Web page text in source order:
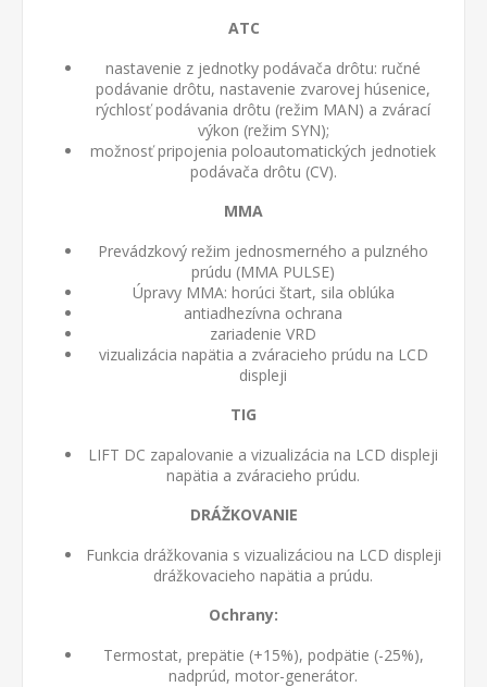
ATC
nastavenie z jednotky podávača drôtu: ručné
podávanie drôtu, nastavenie zvarovej húsenice,
rýchlosť podávania drôtu (režim MAN) a zvárací
výkon (režim SYN);
možnosť pripojenia poloautomatických jednotiek
podávača drôtu (CV).
MMA
Prevádzkový režim jednosmerného a pulzného
prúdu (MMA PULSE)
Úpravy MMA: horúci štart, sila oblúka
antiadhezívna ochrana
zariadenie VRD
vizualizácia napätia a zváracieho prúdu na LCD
displeji
TIG
LIFT DC zapalovanie a vizualizácia na LCD displeji
napätia a zváracieho prúdu.
DRÁŽKOVANIE
Funkcia drážkovania s vizualizáciou na LCD displeji
drážkovacieho napätia a prúdu.
Ochrany:
Termostat, prepätie (+15%), podpätie (-25%),
nadprúd, motor-generátor.